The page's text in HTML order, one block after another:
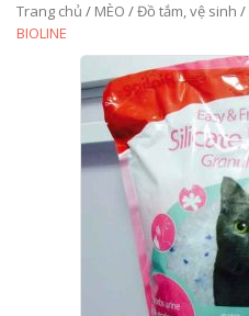
Trang chủ / MÈO /Đồ tắm, vệ sinh /
BIOLINE